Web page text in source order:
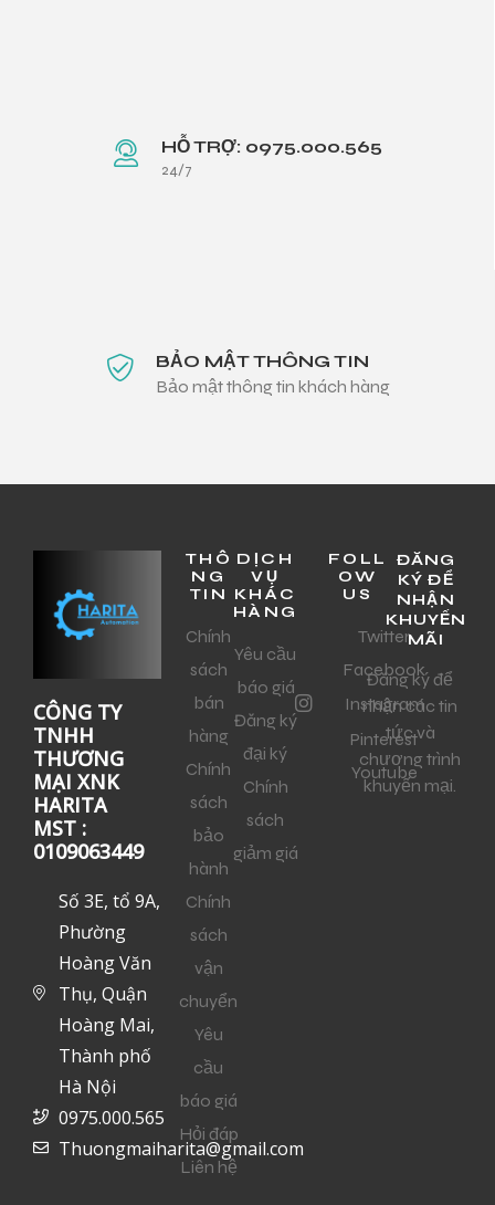
HỖ TRỢ: 0975.000.565
24/7
BẢO MẬT THÔNG TIN
Bảo mật thông tin khách hàng
CÔNG TY
TNHH
THƯƠNG
MẠI XNK
HARITA
MST :
0109063449
Số 3E, tổ 9A,
Phường
Hoàng Văn
Thụ, Quận
Hoàng Mai,
Thành phố
Hà Nội
0975.000.565
Thuongmaiharita@gmail.com
THÔ
NG
TIN
Chính
sách
bán
hàng
Chính
sách
bảo
hành
Chính
sách
vận
chuyển
Yêu
cầu
báo giá
Hỏi đáp
Liên hệ
DỊCH
VỤ
KHÁC
HÀNG
Yêu cầu
báo giá
Đăng ký
đại ký
Chính
sách
giảm giá
FOLL
OW
US
Twitter
Facebook
Instagram
Pinterest
Youtube
ĐĂNG
KÝ ĐỂ
NHẬN
KHUYẾN
MÃI
Đăng ký để
nhận các tin
tức và
chương trình
khuyến mại.